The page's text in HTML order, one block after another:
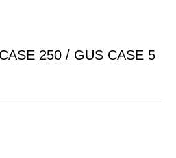
250 / GUS CASE 5